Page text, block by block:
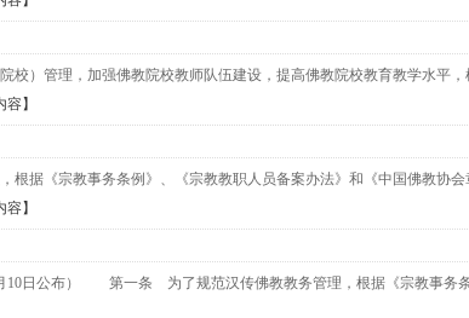
理，加强佛教院校教师队伍建设，提高佛教院校教育教学水平，
容】
据《宗教事务条例》、《宗教教职人员备案办法》和《中国佛教协
容】
月10日公布） 第一条 为了规范汉传佛教教务管理，根据《宗教事务